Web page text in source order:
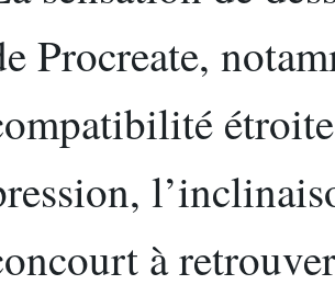
Procreate,
à